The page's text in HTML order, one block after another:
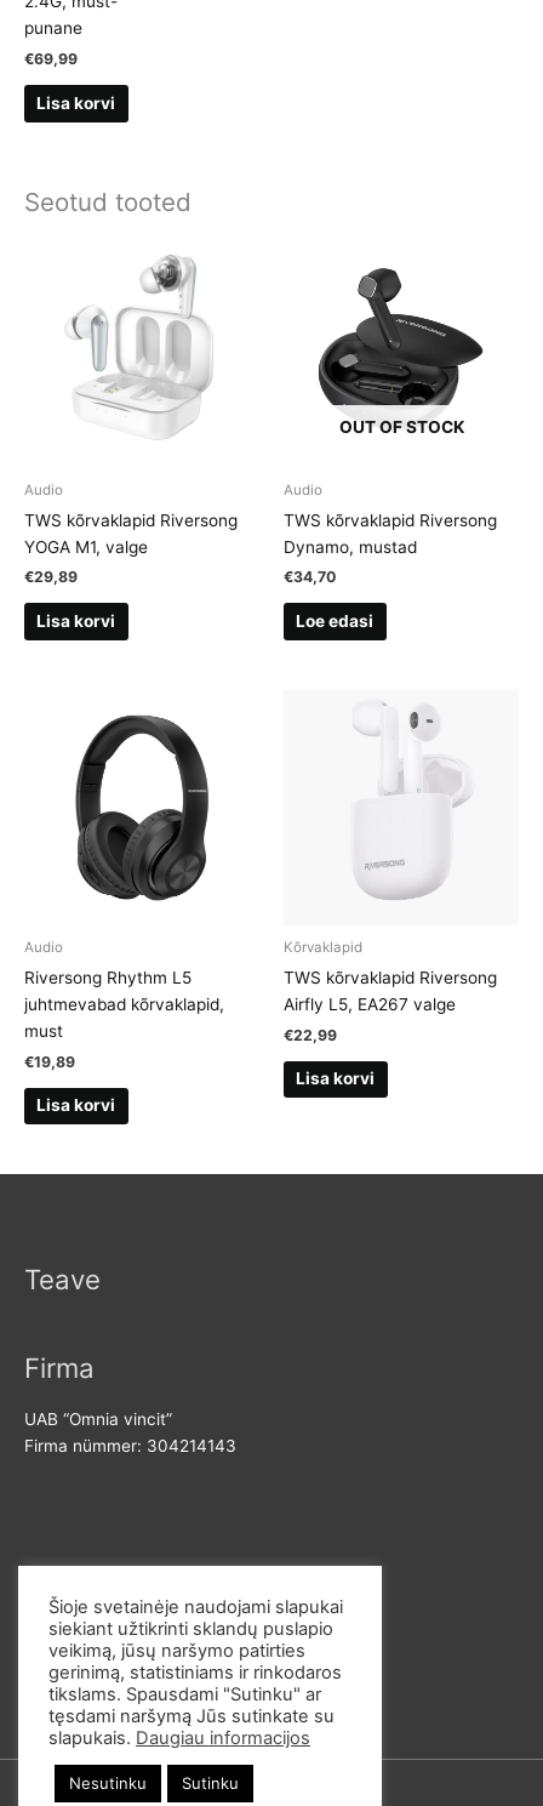
punane
€69,99
Lisa korvi
Seotud tooted
Audio
TWS kõrvaklapid Riversong
YOGA M1, valge
€29,89
Lisa korvi
OUT OF STOCK
Audio
TWS kõrvaklapid Riversong
Dynamo, mustad
€34,70
Loe edasi
Audio
Riversong Rhythm L5
juhtmevabad kõrvaklapid,
must
€19,89
Lisa korvi
Kõrvaklapid
TWS kõrvaklapid Riversong
Airfly L5, EA267 valge
€22,99
Lisa korvi
Teave
Firma
UAB “Omnia vincit”
Firma nümmer: 304214143
E-post: info@omvi.lt
Telefoninumber: +37062033145
Šioje svetainėje naudojami slapukai
siekiant užtikrinti sklandų puslapio
veikimą, jūsų naršymo patirties
gerinimą, statistiniams ir rinkodaros
tikslams. Spausdami "Sutinku" ar
tęsdami naršymą Jūs sutinkate su
slapukais. Daugiau informacijos
Nesutinku Sutinku